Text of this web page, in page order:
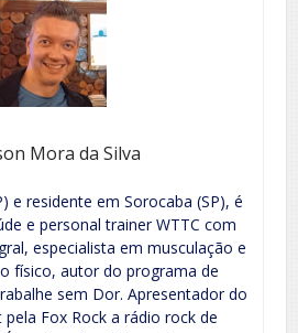
Mora da Silva
e residente em Sorocaba (SP), é
e personal trainer WTTC com
especialista em musculação e
físico, autor do programa de
sem Dor. Apresentador do
pela Fox Rock a rádio rock de